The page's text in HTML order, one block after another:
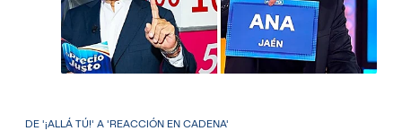
DE '¡ALLÁ TÚ!' A 'REACCIÓN EN CADENA'